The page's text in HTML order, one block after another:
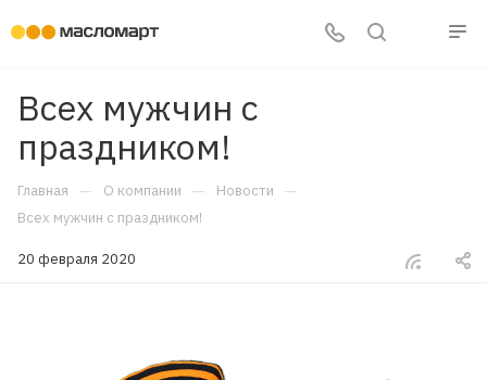
Всех мужчин с
праздником!
Главная — О компании — Новости —
Всех мужчин с праздником!
20 февраля 2020